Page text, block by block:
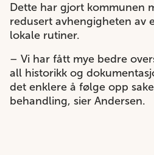
Dette har gjort kommunen
redusert avhengigheten av
lokale rutiner.
– Vi har fått mye bedre
all historikk og
det enklere å følge opp
behandling, sier Andersen.